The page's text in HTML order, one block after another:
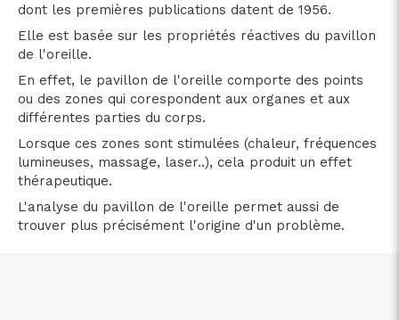
dont les premières publications datent de 1956.
Elle est basée sur les propriétés réactives du pavillon
de l'oreille.
En effet, le pavillon de l'oreille comporte des points
ou des zones qui corespondent aux organes et aux
différentes parties du corps.
Lorsque ces zones sont stimulées (chaleur, fréquences
lumineuses, massage, laser..), cela produit un effet
thérapeutique.
L'analyse du pavillon de l'oreille permet aussi de
trouver plus précisément l'origine d'un problème.